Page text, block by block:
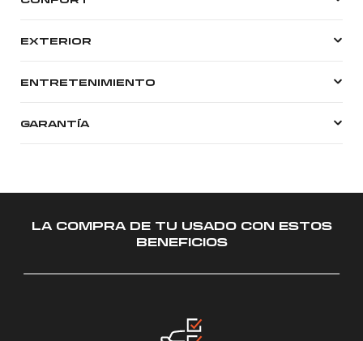
EXTERIOR
ENTRETENIMIENTO
GARANTÍA
LA COMPRA DE TU USADO CON ESTOS
BENEFICIOS